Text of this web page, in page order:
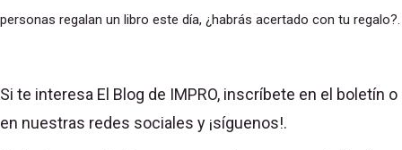
personas regalan un libro este día, ¿habrás acertado con tu regalo?.
Si te interesa El Blog de IMPRO, inscríbete en el boletín o
en nuestras redes sociales y ¡síguenos!.